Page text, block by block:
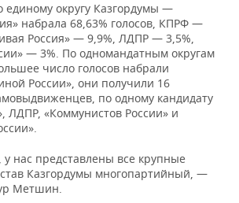
единому округу Казгордумы —
набрала 68,63% голосов, КПРФ —
Россия» — 9,9%, ЛДПР — 3,5%,
— 3%. По одномандатным округам
число голосов набрали
России», они получили 16
по одному кандидату
ЛДПР, «Коммунистов России» и
нас представлены все крупные
Казгордумы многопартийный, —
Метшин.